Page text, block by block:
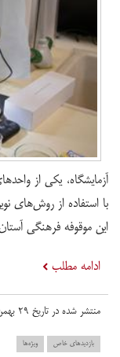
آزمایشگاه، یکی از
با استفاده از روش‌های
این موقوفه فرهنگی
ادامه مطلب
منتشر شده در تاریخ ۲۹ بهمن ۱۴۰۴ در
بازدید‌های خاص ویژه‌ها